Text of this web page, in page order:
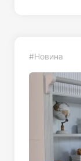
#Новина